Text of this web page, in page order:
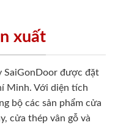
xuất
SaiGonDoor được đặt
Minh. Với diện tích
bộ các sản phẩm cửa
cửa thép vân gỗ và